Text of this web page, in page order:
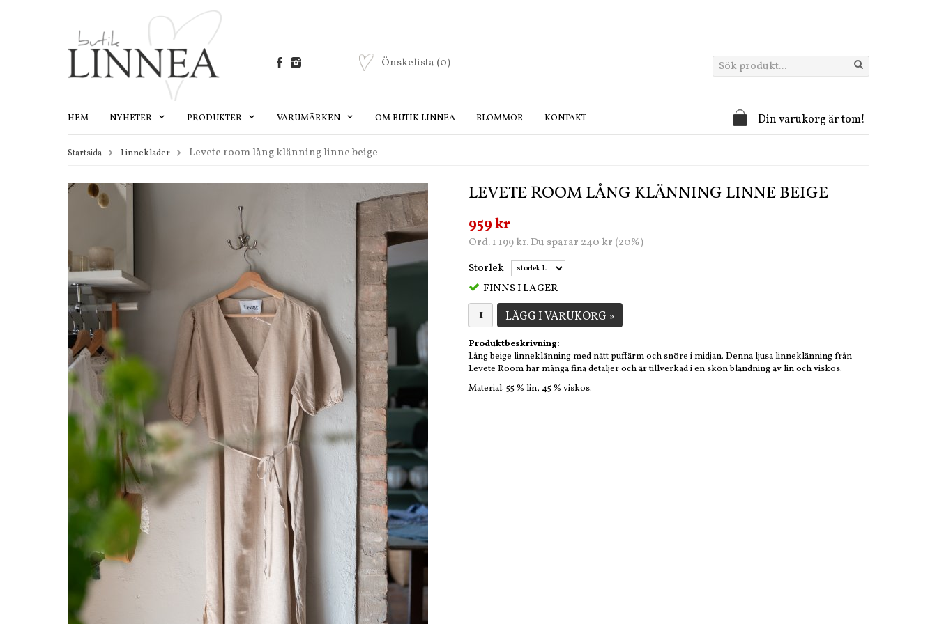
Önskelista (0)
HEM NYHETER PRODUKTER VARUMÄRKEN OM BUTIK LINNEA BLOMMOR KONTAKT Din varukorg är tom!
Startsida Linnekläder Levete room lång klänning linne beige
LEVETE ROOM LÅNG KLÄNNING LINNE BEIGE
959 kr
Ord. 1 199 kr. Du sparar 240 kr (20%)
Storlek
FINNS I LAGER
LÄGG I VARUKORG »
Produktbeskrivning:
Lång beige linneklänning med nätt puffärm och snöre i midjan. Denna ljusa linneklänning från
Levete Room har många fina detaljer och är tillverkad i en skön blandning av lin och viskos.
Material: 55 % lin, 45 % viskos.